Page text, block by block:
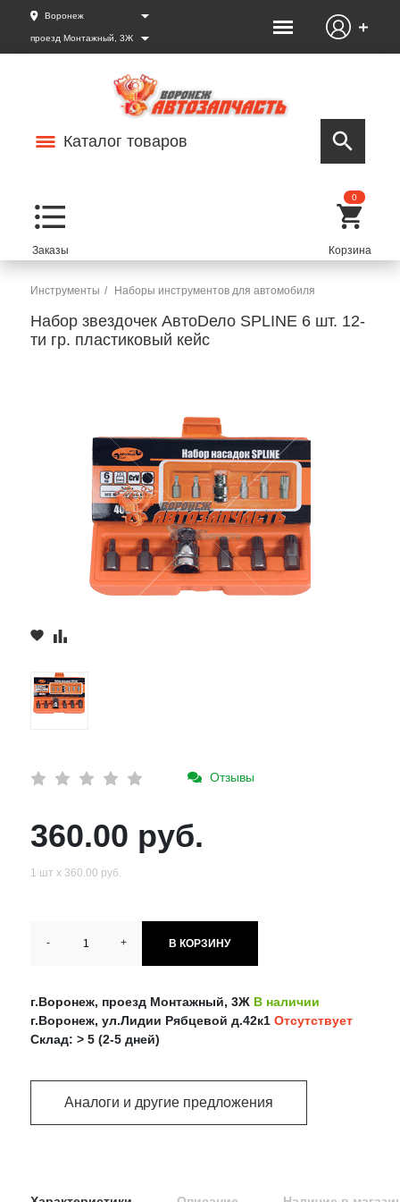
Воронеж
проезд Монтажный, 3Ж
Каталог товаров
0
Инструменты Наборы инструментов для автомобиля
Набор звездочек АвтоDело SPLINE 6 шт. 12-
ти гр. пластиковый кейс
Отзывы
360.00 руб.
1 шт х 360.00 руб.
- + В КОРЗИНУ
г.Воронеж, проезд Монтажный, 3Ж В наличии
г.Воронеж, ул.Лидии Рябцевой д.42к1 Отсутствует
Склад: > 5 (2-5 дней)
Аналоги и другие предложения